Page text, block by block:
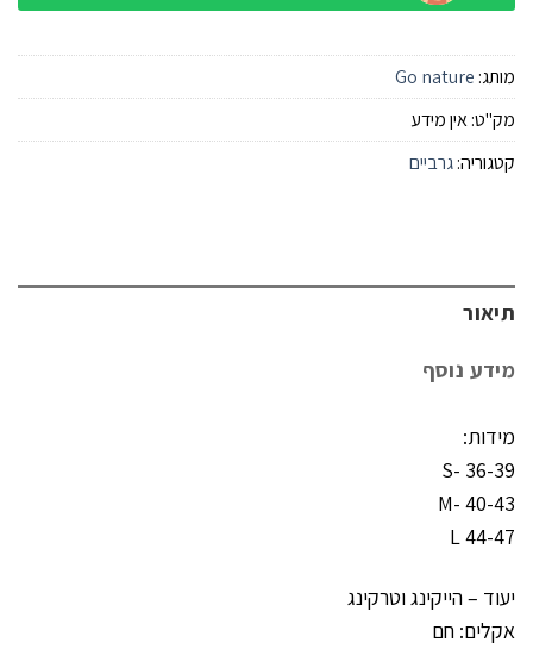
מותג: Go nature
מק"ט:אין מידע
קטגוריה:גרביים
תיאור
מידע נוסף
מידות:
S- 36-39
M- 40-43
L 44-47
יעוד – הייקינג וטרקינג
אקלים: חם